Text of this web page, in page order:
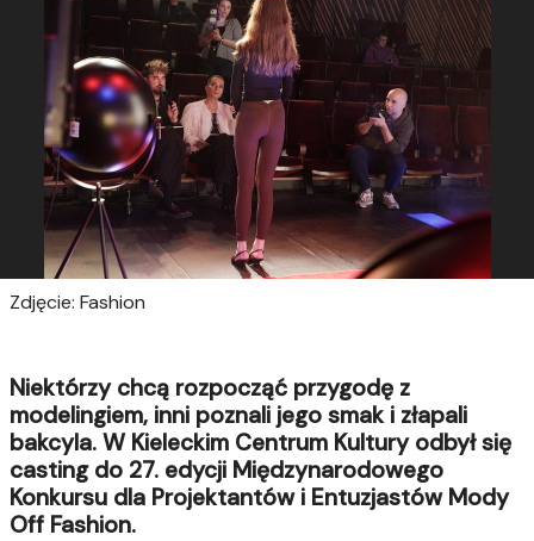
Zdjęcie: Fashion
Niektórzy chcą rozpocząć przygodę z
modelingiem, inni poznali jego smak i złapali
bakcyla. W Kieleckim Centrum Kultury odbył się
casting do 27. edycji Międzynarodowego
Konkursu dla Projektantów i Entuzjastów Mody
Off Fashion.